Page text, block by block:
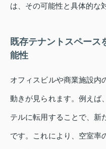
は、その可能性と具体的な
既存テナントスペース
能性
オフィスビルや商業施設内
動きが見られます。例えば
テルに転用することで、新
です。これにより、空室率